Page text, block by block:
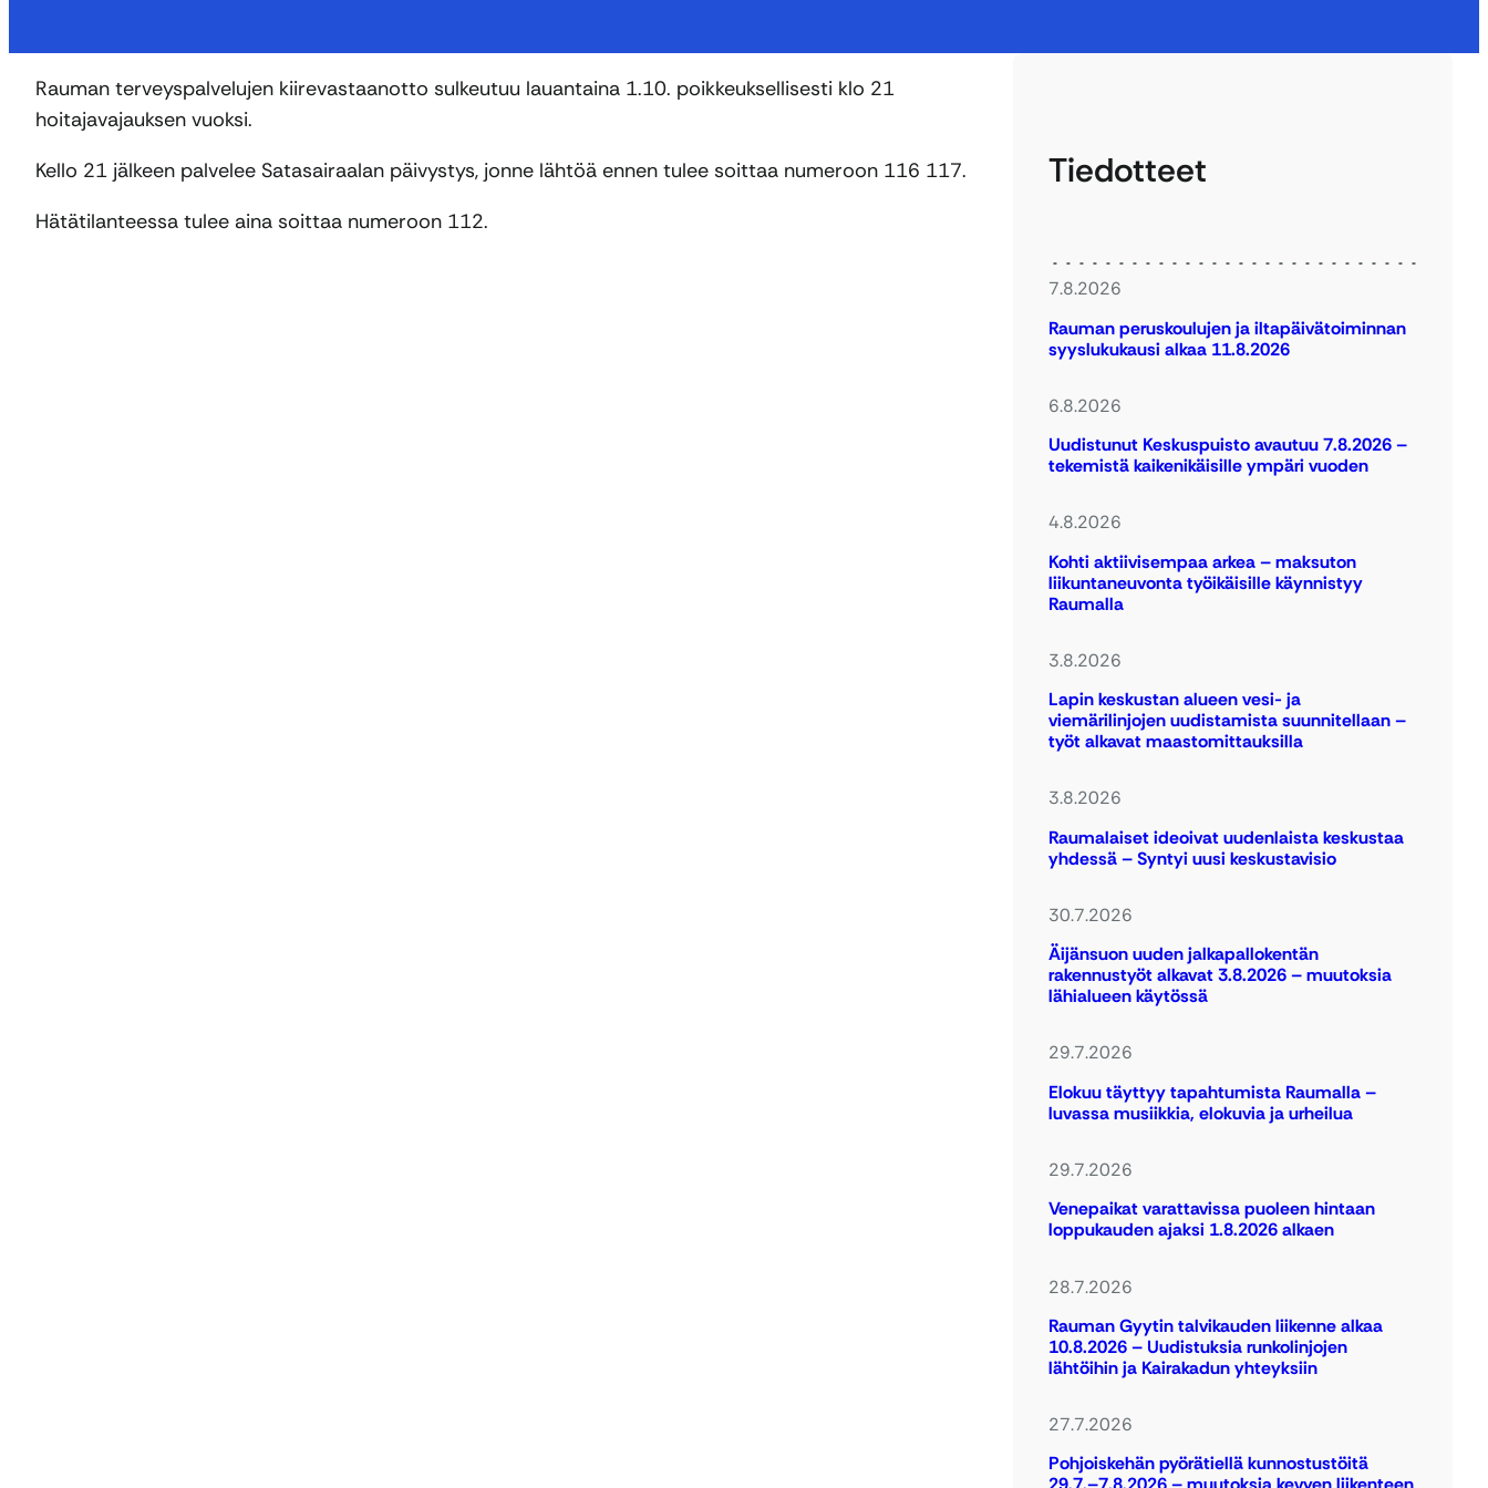
Rauman terveyspalvelujen kiirevastaanotto sulkeutuu lauantaina 1.10. poikkeuksellisesti klo 21
hoitajavajauksen vuoksi.
Kello 21 jälkeen palvelee Satasairaalan päivystys, jonne lähtöä ennen tulee soittaa numeroon 116 117.
Hätätilanteessa tulee aina soittaa numeroon 112.
Tiedotteet
7.8.2026
Rauman peruskoulujen ja iltapäivätoiminnan
syyslukukausi alkaa 11.8.2026
6.8.2026
Uudistunut Keskuspuisto avautuu 7.8.2026 –
tekemistä kaikenikäisille ympäri vuoden
4.8.2026
Kohti aktiivisempaa arkea – maksuton
liikuntaneuvonta työikäisille käynnistyy
Raumalla
3.8.2026
Lapin keskustan alueen vesi- ja
viemärilinjojen uudistamista suunnitellaan –
työt alkavat maastomittauksilla
3.8.2026
Raumalaiset ideoivat uudenlaista keskustaa
yhdessä – Syntyi uusi keskustavisio
30.7.2026
Äijänsuon uuden jalkapallokentän
rakennustyöt alkavat 3.8.2026 – muutoksia
lähialueen käytössä
29.7.2026
Elokuu täyttyy tapahtumista Raumalla –
luvassa musiikkia, elokuvia ja urheilua
29.7.2026
Venepaikat varattavissa puoleen hintaan
loppukauden ajaksi 1.8.2026 alkaen
28.7.2026
Rauman Gyytin talvikauden liikenne alkaa
10.8.2026 – Uudistuksia runkolinjojen
lähtöihin ja Kairakadun yhteyksiin
27.7.2026
Pohjoiskehän pyörätiellä kunnostustöitä